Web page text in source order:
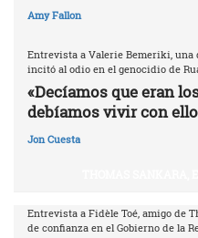
Amy Fallon
Entrevista a Valerie Bemeriki, una
incitó al odio en el genocidio de
«Decíamos que eran
debíamos vivir con
Jon Cuesta
Entrevista a Fidèle Toé, amigo de
de confianza en el Gobierno de la